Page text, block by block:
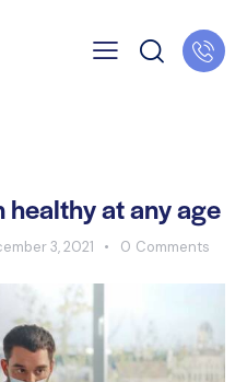
at any age
3, 2021 0 Comments